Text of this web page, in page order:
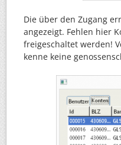
Die über den Zugang
angezeigt. Fehlen hier
freigeschaltet werden!
kenne keine